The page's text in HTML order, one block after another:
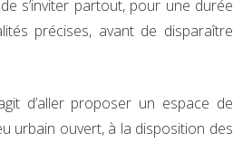
s’inviter partout, pour une durée
précises, avant de disparaître
d’aller proposer un espace de
urbain ouvert, à la disposition des